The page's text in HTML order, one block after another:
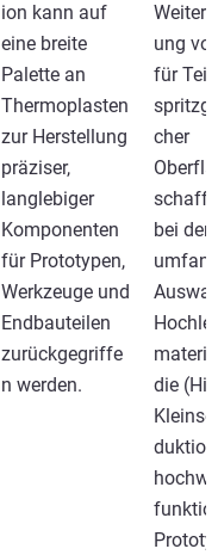
ion kann auf
eine breite
Palette an
Thermoplasten
zur Herstellung
präziser,
langlebiger
Komponenten
für Prototypen,
Werkzeuge und
Endbauteilen
zurückgegriffe
n werden.
ung
für
cher
bei der
die